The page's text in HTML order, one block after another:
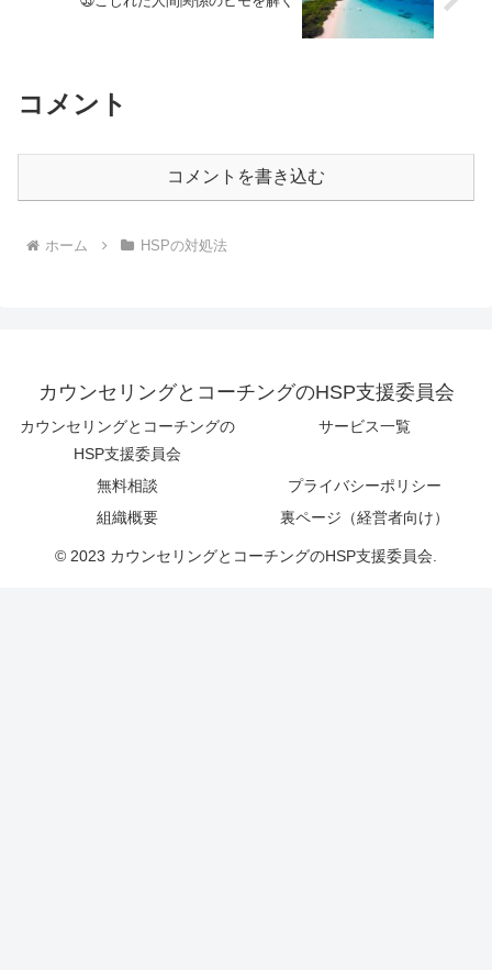
コメント
コメントを書き込む
ホーム HSPの対処法
カウンセリングとコーチングのHSP支援委員会
カウンセリングとコーチングの
HSP支援委員会
サービス一覧
無料相談
プライバシーポリシー
組織概要
裏ページ（経営者向け）
© 2023 カウンセリングとコーチングのHSP支援委員会.